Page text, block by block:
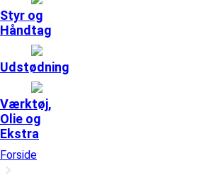
Styr og
Håndtag
Udstødning
Værktøj,
Olie og
Ekstra
Forside